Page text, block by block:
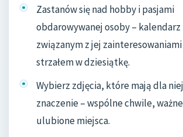
Zastanów się nad hobby i pasjami
obdarowywanej osoby –
związanym z jej
strzałem w dziesiątkę.
Wybierz zdjęcia, które mają dla
znaczenie – wspólne chwile,
ulubione miejsca.